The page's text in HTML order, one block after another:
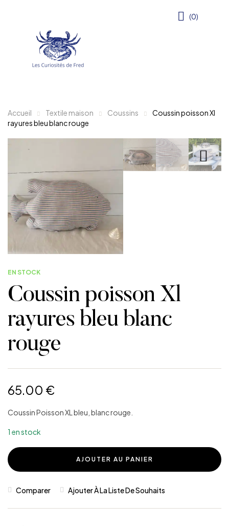
(0)
Accueil Textile maison Coussins
Coussin poisson Xl
rayures bleu blanc rouge
EN STOCK
Coussin poisson Xl
rayures bleu blanc
rouge
65.00 €
Coussin Poisson XL bleu, blanc rouge.
1 en stock
AJOUTER AU PANIER
Comparer Ajouter À La Liste De Souhaits